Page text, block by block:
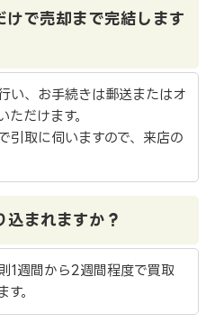
けで売却まで完結します
い、お手続きは郵送またはオ
ただけます。
引取に伺いますので、来店の
込まれますか？
1週間から2週間程度で買取
。